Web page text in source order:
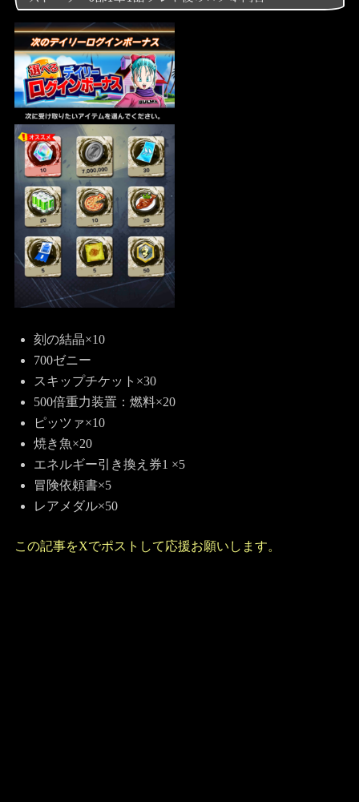
刻の結晶×10
700ゼニー
スキップチケット×30
500倍重力装置：燃料×20
ピッツァ×10
焼き魚×20
エネルギー引き換え券1 ×5
冒険依頼書×5
レアメダル×50
この記事をXでポストして応援お願いします。